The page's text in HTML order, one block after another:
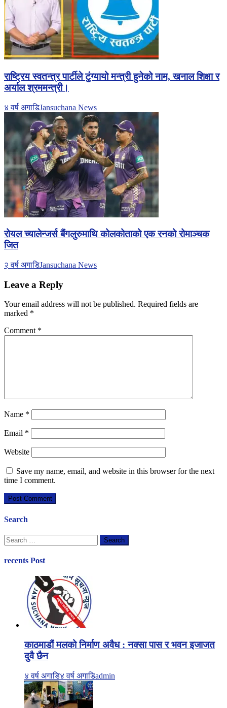
राष्ट्रिय स्वतन्त्र पार्टीले टुंग्यायो मन्त्री हुनेको नाम, खनाल शिक्षा र
अर्याल श्रममन्त्री।
४ वर्ष अगाडिJansuchana News
रोयल च्यालेन्जर्स बैंगलुरुमाथि कोलकोताको एक रनको रोमाञ्चक
जित
२ वर्ष अगाडिJansuchana News
Leave a Reply
Your email address will not be published. Required fields are
marked *
Comment *
Name *
Email *
Website
Save my name, email, and website in this browser for the next
time I comment.
Search
Search
for:
recents Post
काठमाडौं मलको निर्माण अवैध : नक्सा पास र भवन इजाजत
दुवै छैन
४ वर्ष अगाडि४ वर्ष अगाडिadmin